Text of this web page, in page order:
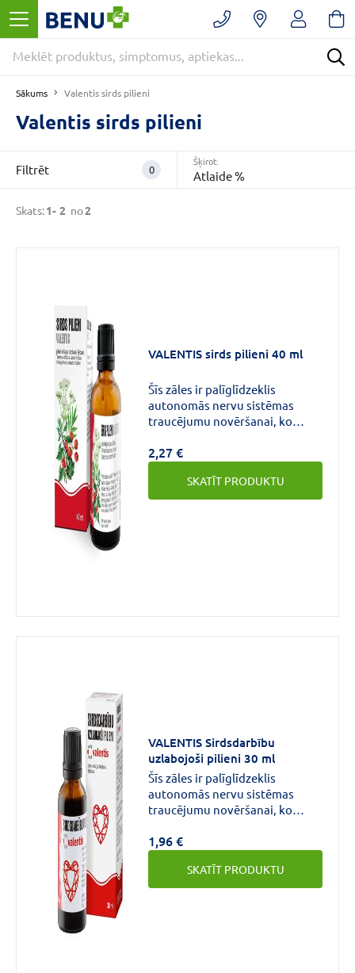
Sākums Valentis sirds pilieni
FiltrētNoņemt
filtrus
Kategorijas
Bezrecepšu
medikamenti
(2)
E
-
APTIEKA
un
CENA
€ līdz €
Zīmols
Forma
Valentis sirds pilieni
Skats:1- 2 no2
Filtrēt 0
Šķirot:
Atlaide %
VALENTIS sirds pilieni 40 ml
Šīs zāles ir palīglīdzeklis
autonomās nervu sistēmas
traucējumu novēršanai, ko
funkcionālās klases sirds
mazspējas ārstēšanai.
2,27 €
SKATĪT PRODUKTU
VALENTIS Sirdsdarbību
uzlabojoši pilieni 30 ml
Šīs zāles ir palīglīdzeklis
autonomās nervu sistēmas
traucējumu novēršanai, ko
funkcionālās klases sirds
mazspējas ārstēšanai.
1,96 €
SKATĪT PRODUKTU